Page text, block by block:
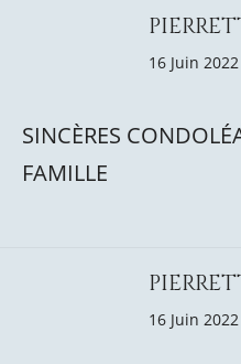
16 Juin
SINCÈRES
FAMILLE
16 Juin